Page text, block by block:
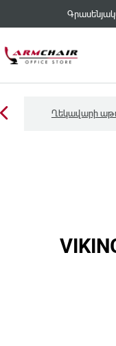
Ղեկավարի